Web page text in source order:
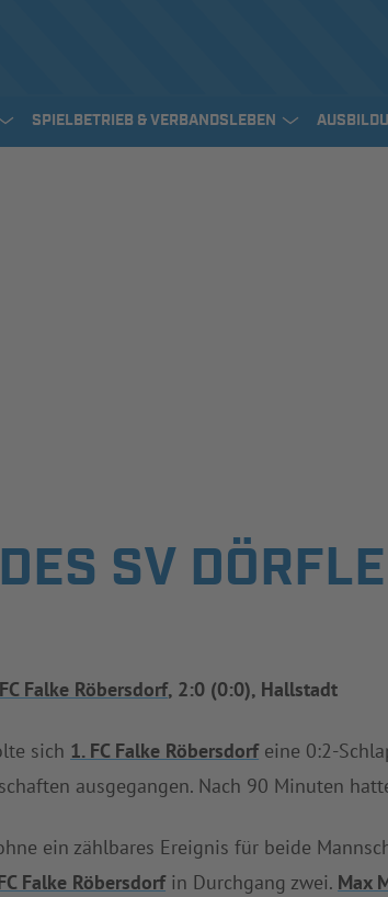
SPIELBETRIEB & VERBANDSLEBEN
SV
Falke Röbersdorf, 2:0 (0:0), Hallstadt
sich 1. FC Falke Röbersdorfeine 0:2-
ausgegangen. Nach 90 Minuten
ein zählbares Ereignis für beide
Falke Röbersdorfin Durchgang zwei. Max